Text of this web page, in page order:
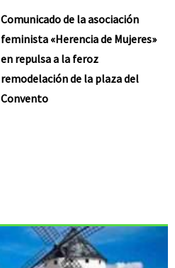
Comunicado de la asociación
feminista «Herencia de Mujeres»
en repulsa a la feroz
remodelación de la plaza del
Convento